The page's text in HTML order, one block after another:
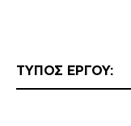
ΤΥΠΟΣ ΕΡΓΟΥ: